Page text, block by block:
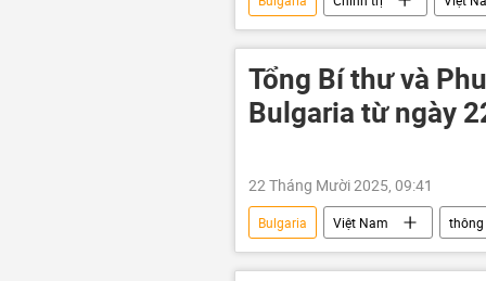
Bộ Chính Trị VN
Bộ Ngoại
hợp tác
quan hệ
Tổng Bí thư và
Bulgaria từ ngày
22 Tháng Mười 2025, 09:41
Bulgaria Việt Nam thông
Tô Lâm
Tổng bí thư